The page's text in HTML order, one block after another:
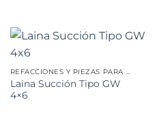
REFACCIONES Y PIEZAS PARA MINERÍA
Laina Succión Tipo GW
4×6